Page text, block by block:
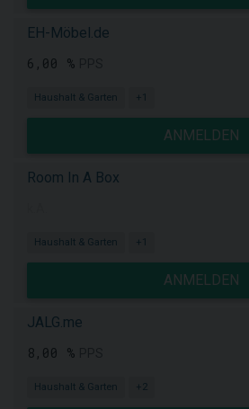
EH-Möbel.de
6,00 %
Haushalt & Garten +1
ANMELDEN
Room In A Box
Haushalt & Garten +1
ANMELDEN
JALG.me
8,00 %
Haushalt & Garten +2